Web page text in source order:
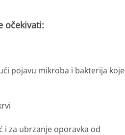
očekivati:
pojavu mikroba i bakterija koje
i za ubrzanje oporavka od